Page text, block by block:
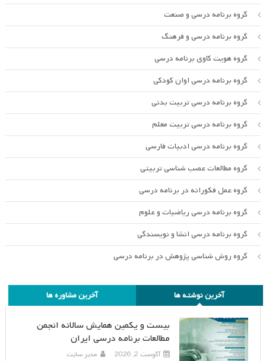
گروه برنامه درسی و صنعت
گروه برنامه درسی و فرهنگ
گروه هویت کاوی برنامه درسی
گروه برنامه درسی اوان کودکی
گروه برنامه درسی تربیت بدنی
گروه برنامه درسی تربیت معلم
گروه برنامه درسی ادبیات فارسی
گروه مطالعات عصب شناسی تربیتی
گروه عمل فکورانه در برنامه درسی
گروه برنامه درسی ریاضیات و علوم
گروه برنامه درسی انشا و نویسندگی
گروه روش شناسی پژوهش در برنامه درسی
آخرین نوشته ها آخرین مشاوره ها
بیست و یکمین همایش سالانه انجمن
مطالعات برنامه درسی ایران
آگوست 2, 2026 مدیر سایت